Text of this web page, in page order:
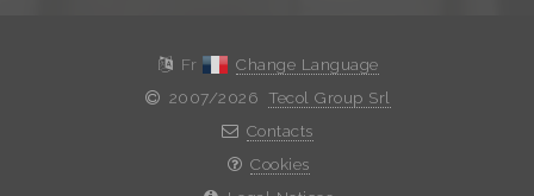
Fr
Change Language
2007/2026 Tecol Group Srl
Contacts
Cookies